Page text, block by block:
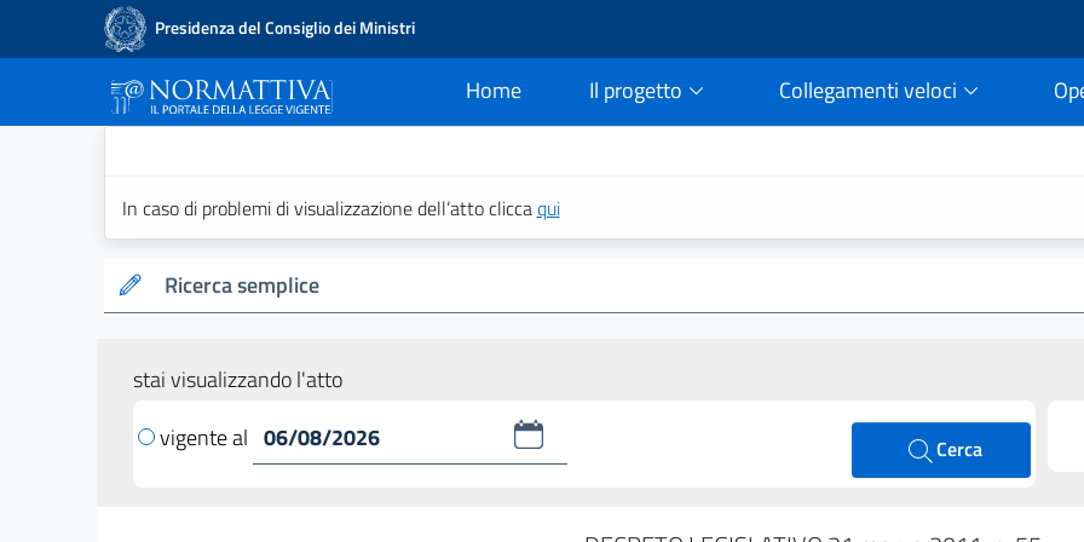
Presidenza del Consiglio dei Ministri
Home
current Il progetto Collegamenti veloci
In caso di problemi di visualizzazione dell’atto cliccaqui
Ricerca semplice
stai visualizzando l'atto
vigente al
Cerca